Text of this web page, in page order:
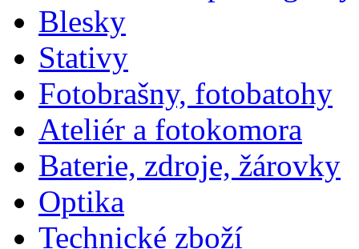
Blesky
Stativy
Fotobrašny, fotobatohy
Ateliér a fotokomora
Baterie, zdroje, žárovky
Optika
Technické zboží